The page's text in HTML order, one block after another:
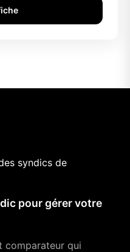
syndics de
pour gérer votre
comparateur qui